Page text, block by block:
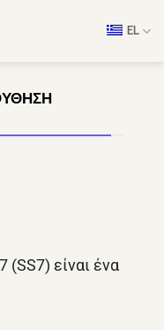
EL
(SS7) είναι ένα